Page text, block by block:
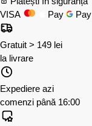
VISA
Pay Pay
Gratuit > 149 lei
la livrare
Expediere azi
comenzi până 16:00